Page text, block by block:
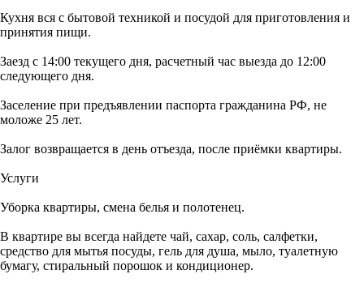
Кухня вся с бытовой техникой и посудой для приготовления и
принятия пищи.
Заезд с 14:00 текущего дня, расчетный час выезда до 12:00
следующего дня.
Заселение при предъявлении паспорта гражданина РФ, не
моложе 25 лет.
Залог возвращается в день отъезда, после приёмки квартиры.
Услуги
Уборка квартиры, смена белья и полотенец.
В квартире вы всегда найдете чай, сахар, соль, салфетки,
средство для мытья посуды, гель для душа, мыло, туалетную
бумагу, стиральный порошок и кондиционер.